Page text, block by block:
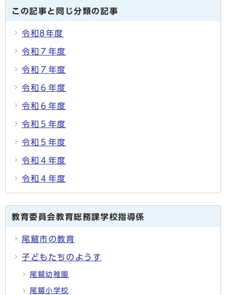
この記事と同じ分類の記事
令和8年度
令和７年度
令和７年度
令和６年度
令和６年度
令和５年度
令和５年度
令和４年度
令和４年度
教育委員会教育総務課学校指導係
尾鷲市の教育
子どもたちのようす
尾鷲幼稚園
尾鷲小学校